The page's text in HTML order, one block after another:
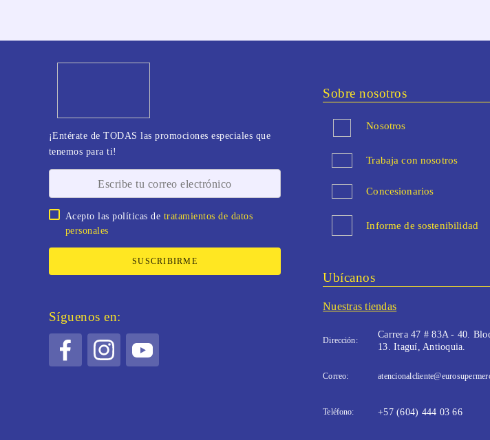
¡Entérate de TODAS las promociones especiales que
tenemos para ti!
Acepto las políticas de tratamientos de datos
personales
SUSCRIBIRME
Síguenos en:
Sobre nosotros
Nosotros
Trabaja con nosotros
Concesionarios
Informe de sostenibilidad
Ubícanos
Nuestras tiendas
Dirección:
Carrera 47 # 83A - 40.
13. Itaguí, Antioquia.
Correo:
Teléfono: +57 (604) 444 03 66